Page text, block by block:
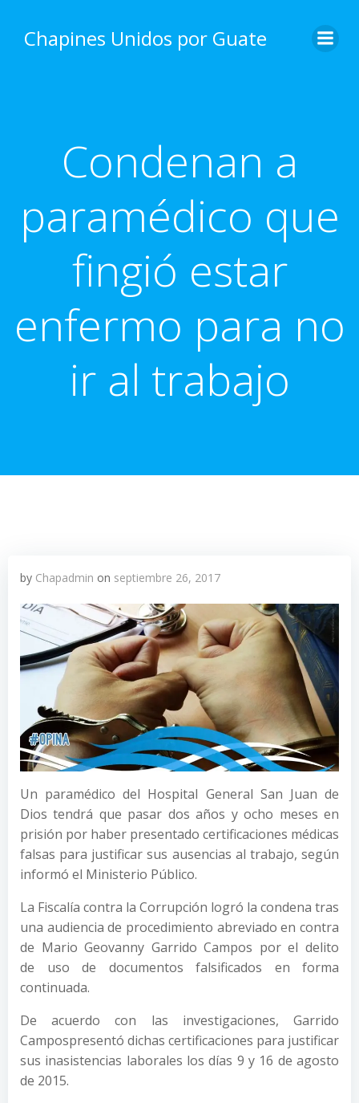
content
Chapines Unidos por Guate
Condenan a
paramédico que
fingió estar
enfermo para no
ir al trabajo
by Chapadmin on septiembre 26, 2017
Un paramédico del Hospital General San Juan de
Dios tendrá que pasar dos años y ocho meses en
prisión por haber presentado certificaciones médicas
falsas para justificar sus ausencias al trabajo, según
informó el Ministerio Público.
La Fiscalía contra la Corrupción logró la condena tras
una audiencia de procedimiento abreviado en contra
de Mario Geovanny Garrido Campos por el delito
de uso de documentos falsificados en forma
continuada.
De acuerdo con las investigaciones, Garrido
Campospresentó dichas certificaciones para justificar
sus inasistencias laborales los días 9 y 16 de agosto
de 2015.